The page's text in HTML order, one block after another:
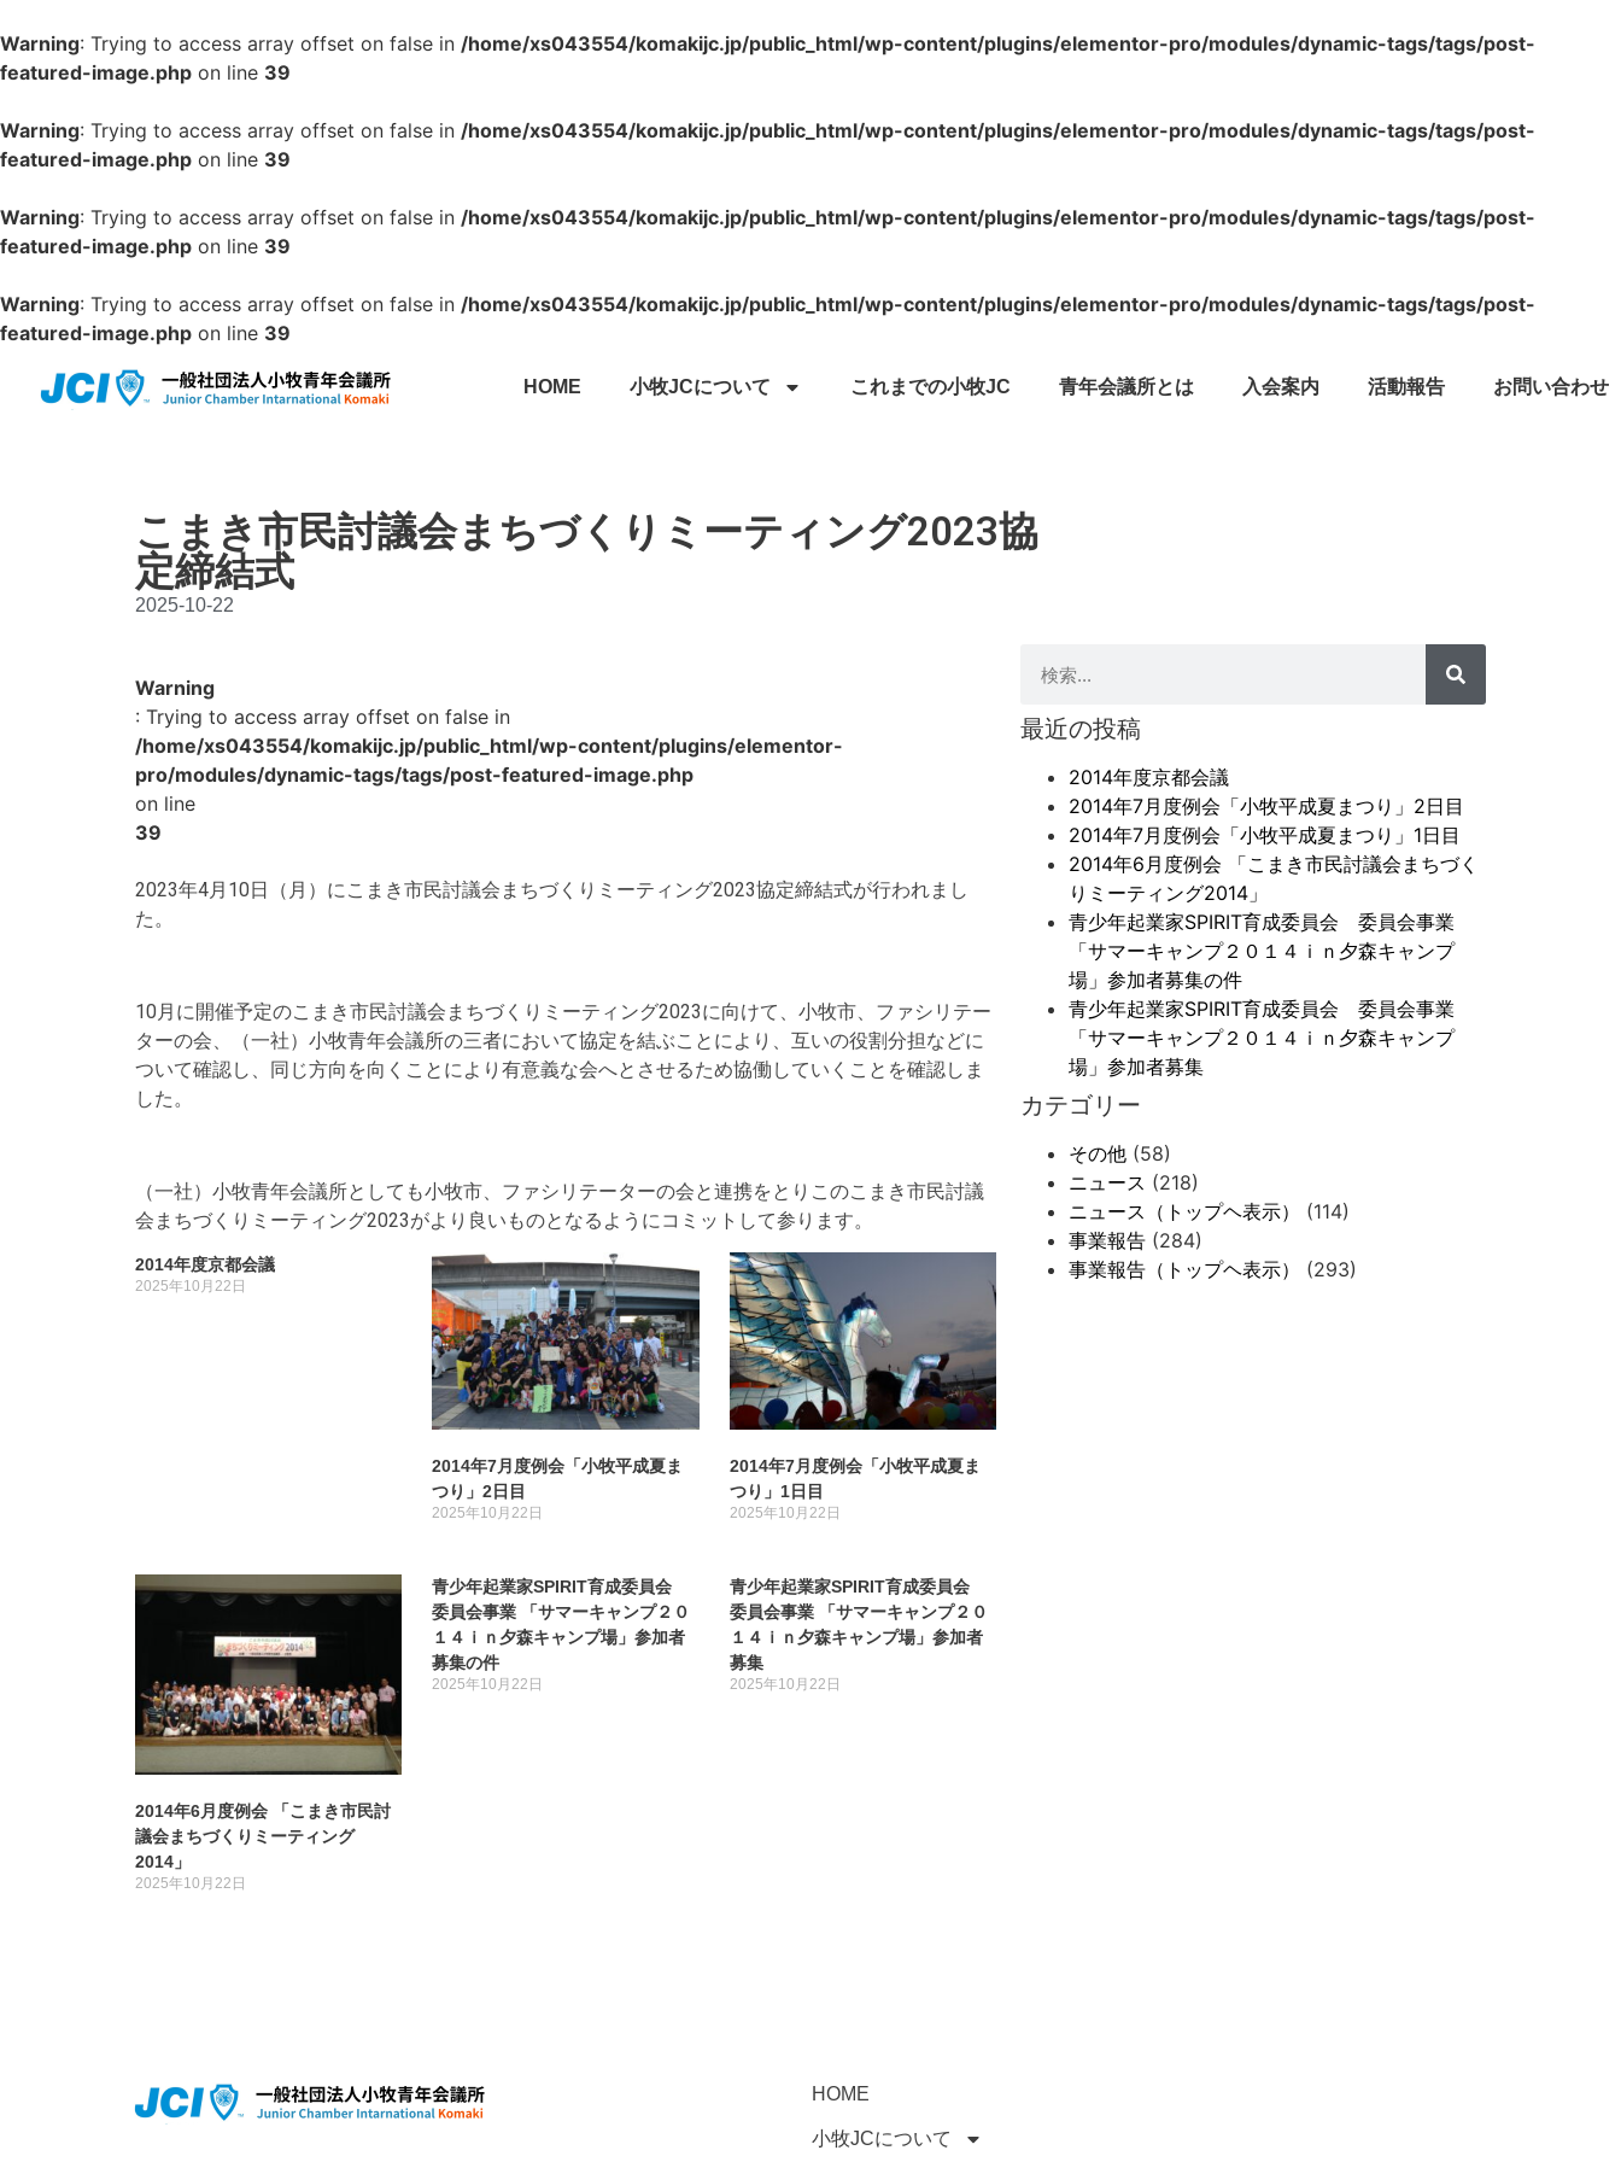
Warning: Trying to access array offset on false in /home/xs043554/komakijc.jp/public_html/wp-content/plugins/elementor-pro/modules/dynamic-tags/tags/post-
featured-image.php on line 39
Warning: Trying to access array offset on false in /home/xs043554/komakijc.jp/public_html/wp-content/plugins/elementor-pro/modules/dynamic-tags/tags/post-
featured-image.php on line 39
Warning: Trying to access array offset on false in /home/xs043554/komakijc.jp/public_html/wp-content/plugins/elementor-pro/modules/dynamic-tags/tags/post-
featured-image.php on line 39
Warning: Trying to access array offset on false in /home/xs043554/komakijc.jp/public_html/wp-content/plugins/elementor-pro/modules/dynamic-tags/tags/post-
featured-image.php on line 39
HOME 小牧JCについて これまでの小牧JC 青年会議所とは 入会案内 活動報告 お問い合わせ
こまき市民討議会まちづくりミーティング2023協
定締結式
2025-10-22
Warning
: Trying to access array offset on false in
/home/xs043554/komakijc.jp/public_html/wp-content/plugins/elementor-
pro/modules/dynamic-tags/tags/post-featured-image.php
on line
39
2023年4月10日（月）にこまき市民討議会まちづくりミーティング2023協定締結式が行われまし
た。
10月に開催予定のこまき市民討議会まちづくりミーティング2023に向けて、小牧市、ファシリテー
ターの会、（一社）小牧青年会議所の三者において協定を結ぶことにより、互いの役割分担などに
ついて確認し、同じ方向を向くことにより有意義な会へとさせるため協働していくことを確認しま
した。
（一社）小牧青年会議所としても小牧市、ファシリテーターの会と連携をとりこのこまき市民討議
会まちづくりミーティング2023がより良いものとなるようにコミットして参ります。
2014年度京都会議
2025年10月22日
2014年7月度例会「小牧平成夏ま
つり」2日目
2025年10月22日
2014年7月度例会「小牧平成夏ま
つり」1日目
2025年10月22日
2014年6月度例会 「こまき市民討
議会まちづくりミーティング
2014」
2025年10月22日
青少年起業家SPIRIT育成委員会
委員会事業 「サマーキャンプ２０
１４ｉｎ夕森キャンプ場」参加者
募集の件
2025年10月22日
青少年起業家SPIRIT育成委員会
委員会事業 「サマーキャンプ２０
１４ｉｎ夕森キャンプ場」参加者
募集
2025年10月22日
最近の投稿
2014年度京都会議
2014年7月度例会「小牧平成夏まつり」2日目
2014年7月度例会「小牧平成夏まつり」1日目
2014年6月度例会 「こまき市民討議会まちづく
りミーティング2014」
青少年起業家SPIRIT育成委員会 委員会事業
「サマーキャンプ２０１４ｉｎ夕森キャンプ
場」参加者募集の件
青少年起業家SPIRIT育成委員会 委員会事業
「サマーキャンプ２０１４ｉｎ夕森キャンプ
場」参加者募集
カテゴリー
その他(58)
ニュース (218)
ニュース（トップヘ表示）
(114)
事業報告(284)
事業報告（トップヘ表示）
(293)
HOME
小牧JCについて